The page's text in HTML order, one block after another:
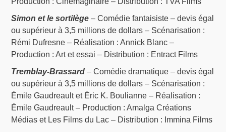
Simon et le sortilège – Comédie fantaisiste – devis égal
ou supérieur à 3,5 millions de dollars – Scénarisation :
Rémi Dufresne – Réalisation : Annick Blanc –
Production : Art et essai – Distribution : Entract Films
Tremblay-Brassard – Comédie dramatique – devis égal
ou supérieur à 3,5 millions de dollars – Scénarisation :
Émile Gaudreault et Éric K. Boulianne – Réalisation :
Émile Gaudreault – Production : Amalga Créations
Médias et Les Films du Lac – Distribution : Immina Films